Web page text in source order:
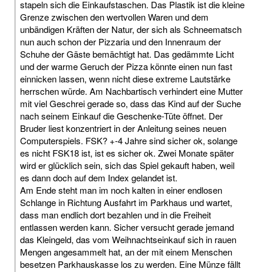
stapeln sich die Einkaufstaschen. Das Plastik ist die kleine
Grenze zwischen den wertvollen Waren und dem
unbändigen Kräften der Natur, der sich als Schneematsch
nun auch schon der Pizzaria und den Innenraum der
Schuhe der Gäste bemächtigt hat. Das gedämmte Licht
und der warme Geruch der Pizza könnte einen nun fast
einnicken lassen, wenn nicht diese extreme Lautstärke
herrschen würde. Am Nachbartisch verhindert eine Mutter
mit viel Geschrei gerade so, dass das Kind auf der Suche
nach seinem Einkauf die Geschenke-Tüte öffnet. Der
Bruder liest konzentriert in der Anleitung seines neuen
Computerspiels. FSK? +-4 Jahre sind sicher ok, solange
es nicht FSK18 ist, ist es sicher ok. Zwei Monate später
wird er glücklich sein, sich das Spiel gekauft haben, weil
es dann doch auf dem Index gelandet ist.
Am Ende steht man im noch kalten in einer endlosen
Schlange in Richtung Ausfahrt im Parkhaus und wartet,
dass man endlich dort bezahlen und in die Freiheit
entlassen werden kann. Sicher versucht gerade jemand
das Kleingeld, das vom Weihnachtseinkauf sich in rauen
Mengen angesammelt hat, an der mit einem Menschen
besetzen Parkhauskasse los zu werden. Eine Münze fällt